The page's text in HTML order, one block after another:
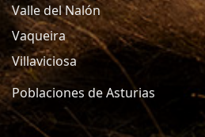
Valle del Nalón
Vaqueira
Villaviciosa
Poblaciones de Asturias